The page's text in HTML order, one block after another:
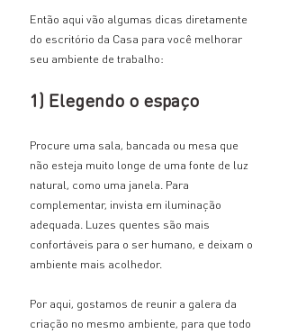
Então aqui vão algumas dicas diretamente
do escritório da Casa para você melhorar
seu ambiente de trabalho:
1) Elegendo o espaço
Procure uma sala, bancada ou mesa que
não esteja muito longe de uma fonte de luz
natural, como uma janela. Para
complementar, invista em iluminação
adequada. Luzes quentes são mais
confortáveis para o ser humano, e deixam o
ambiente mais acolhedor.
Por aqui, gostamos de reunir a galera da
criação no mesmo ambiente, para que todo